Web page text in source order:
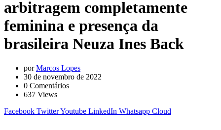
arbitragem completamente
feminina e presença da
brasileira Neuza Ines Back
porMarcos Lopes
30 de novembro de 2022
0 Comentários
637 Views
Facebook TwitterYoutube LinkedIn Whatsapp Cloud